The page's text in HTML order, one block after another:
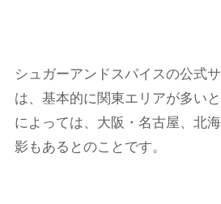
シュガーアンドスパイスの公式
は、基本的に関東エリアが多い
によっては、大阪・名古屋、北
影もあるとのことです。